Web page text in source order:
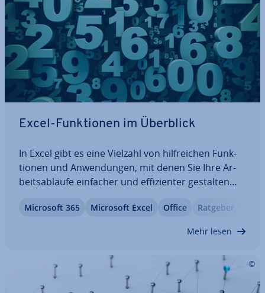
Excel-Funk­tio­nen im Überblick
In Excel gibt es eine Vielzahl von hilf­rei­chen Funk­
tio­nen und An­wen­dun­gen, mit denen Sie Ihre Ar­
beits­ab­läu­fe einfacher und ef­fi­zi­en­ter gestalten
vor, die Sie zum Excel-Profi werden lassen. An­
Microsoft 365 Microsoft Excel Office Ratgeber
Mehr lesen